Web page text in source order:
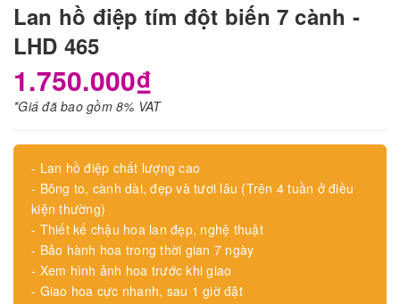
Lan hồ điệp tím đột biến 7 cành -
LHD 465
1.750.000₫
*Giá đã bao gồm 8% VAT
- Lan hồ điệp chất lượng cao
- Bông to, cành dài, đẹp và tươi lâu (Trên 4 tuần ở điều
kiện thường)
- Thiết kế chậu hoa lan đẹp, nghệ thuật
- Bảo hành hoa trong thời gian 7 ngày
- Xem hình ảnh hoa trước khi giao
- Giao hoa cực nhanh, sau 1 giờ đặt